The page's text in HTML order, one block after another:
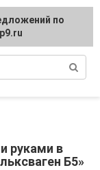
руками в
Б5»
по